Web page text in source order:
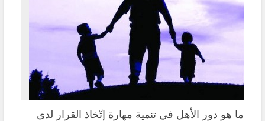
ما هو دور الأهل في تنمية مهارة إتّخاذ القرار لدى